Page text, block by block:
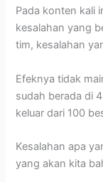
Pada konten kali
kesalahan yang
tim, kesalahan
Efeknya tidak
sudah berada di
keluar dari 100
Kesalahan apa
yang akan kita